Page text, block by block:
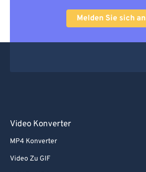
Melden Sie sich an
Video Konverter
MP4 Konverter
Video Zu GIF